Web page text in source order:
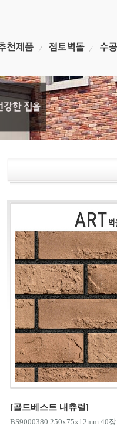
[골드베스트 내츄럴]
BS9000380 250x75x12mm 40장